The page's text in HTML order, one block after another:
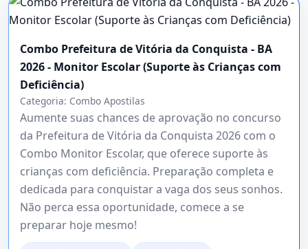
Combo Prefeitura de Vitória da Conquista - BA
2026 - Monitor Escolar (Suporte às Crianças com
Deficiência)
Categoria: Combo Apostilas
Aumente suas chances de aprovação no concurso
da Prefeitura de Vitória da Conquista 2026 com o
Combo Monitor Escolar, que oferece suporte às
crianças com deficiência. Preparação completa e
dedicada para conquistar a vaga dos seus sonhos.
Não perca essa oportunidade, comece a se
preparar hoje mesmo!